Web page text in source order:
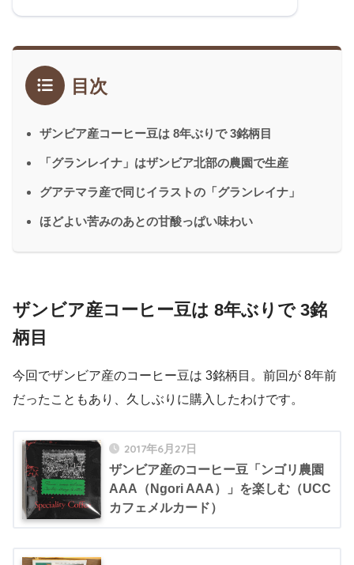
目次
ザンビア産コーヒー豆は 8年ぶりで 3銘柄目
「グランレイナ」はザンビア北部の農園で生産
グアテマラ産で同じイラストの「グランレイナ」
ほどよい苦みのあとの甘酸っぱい味わい
ザンビア産コーヒー豆は 8年ぶりで 3銘
柄目
今回でザンビア産のコーヒー豆は 3銘柄目。前回が 8年前
だったこともあり、久しぶりに購入したわけです。
2017年6月27日
ザンビア産のコーヒー豆「ンゴリ農園
AAA（Ngori AAA）」を楽しむ（UCC
カフェメルカード）